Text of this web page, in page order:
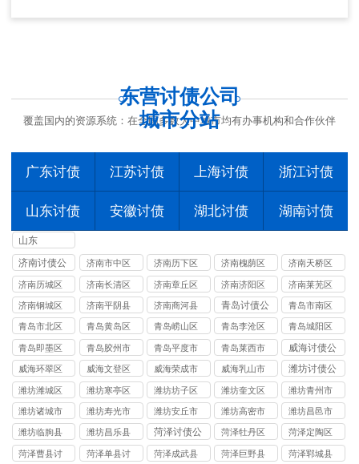
东营讨债公司
城市分站
覆盖国内的资源系统：在全国多数大中城市均有办事机构和合作伙伴
广东讨债 江苏讨债 上海讨债 浙江讨债
山东讨债 安徽讨债 湖北讨债 湖南讨债
山东
济南讨债公
司
济南市中区
讨债公司
济南历下区
讨债公司
济南槐荫区
讨债公司
济南天桥区
讨债公司
济南历城区
讨债公司
济南长清区
讨债公司
济南章丘区
讨债公司
济南济阳区
讨债公司
济南莱芜区
讨债公司
济南钢城区
讨债公司
济南平阴县
讨债公司
济南商河县
讨债公司
青岛讨债公
司
青岛市南区
讨债公司
青岛市北区
讨债公司
青岛黄岛区
讨债公司
青岛崂山区
讨债公司
青岛李沧区
讨债公司
青岛城阳区
讨债公司
青岛即墨区
讨债公司
青岛胶州市
讨债公司
青岛平度市
讨债公司
青岛莱西市
讨债公司
威海讨债公
司
威海环翠区
讨债公司
威海文登区
讨债公司
威海荣成市
讨债公司
威海乳山市
讨债公司
潍坊讨债公
司
潍坊潍城区
讨债公司
潍坊寒亭区
讨债公司
潍坊坊子区
讨债公司
潍坊奎文区
讨债公司
潍坊青州市
讨债公司
潍坊诸城市
讨债公司
潍坊寿光市
讨债公司
潍坊安丘市
讨债公司
潍坊高密市
讨债公司
潍坊昌邑市
讨债公司
潍坊临朐县
讨债公司
潍坊昌乐县
讨债公司
菏泽讨债公
司
菏泽牡丹区
讨债公司
菏泽定陶区
讨债公司
菏泽曹县讨
菏泽单县讨
菏泽成武县
菏泽巨野县
菏泽郓城县